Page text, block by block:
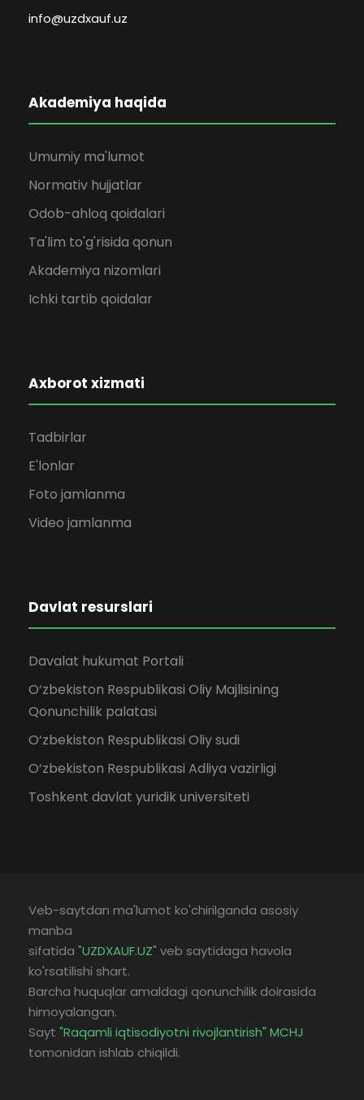
info@uzdxauf.uz
Akademiya haqida
Umumiy ma'lumot
Normativ hujjatlar
Odob-ahloq qoidalari
Ta'lim to'g'risida qonun
Akademiya nizomlari
Ichki tartib qoidalar
Axborot xizmati
Tadbirlar
E'lonlar
Foto jamlanma
Video jamlanma
Davlat resurslari
Davalat hukumat Portali
O‘zbekiston Respublikasi Oliy Majlisining
Qonunchilik palatasi
O‘zbekiston Respublikasi Oliy sudi
O‘zbekiston Respublikasi Adliya vazirligi
Toshkent davlat yuridik universiteti
Veb-saytdan ma'lumot ko'chirilganda asosiy
manba
sifatida "UZDXAUF.UZ" veb saytidaga havola
ko'rsatilishi shart.
Barcha huquqlar amaldagi qonunchilik doirasida
himoyalangan.
Sayt "Raqamli iqtisodiyotni rivojlantirish" MCHJ
tomonidan ishlab chiqildi.